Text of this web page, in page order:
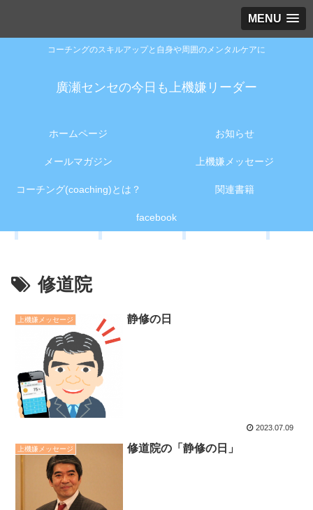
MENU
コーチングのスキルアップと自身や周囲のメンタルケアに
廣瀬センセの今日も上機嫌リーダー
ホームページ お知らせ
メールマガジン 上機嫌メッセージ
コーチング(coaching)とは？ 関連書籍
facebook
修道院
上機嫌メッセージ 静修の日
2023.07.09
上機嫌メッセージ 修道院の「静修の日」